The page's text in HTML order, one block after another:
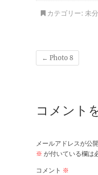
カテゴリー: 未
← Photo 8
コメント
メールアドレスが公
※ が付いている欄は
コメント ※